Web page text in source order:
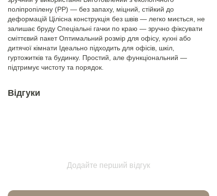
поліпропілену (PP) — без запаху, міцний, стійкий до
деформацій Цілісна конструкція без швів — легко миється, не
залишає бруду Спеціальні гачки по краю — зручно фіксувати
сміттєвий пакет Оптимальний розмір для офісу, кухні або
дитячої кімнати Ідеально підходить для офісів, шкіл,
гуртожитків та будинку. Простий, але функціональний —
підтримує чистоту та порядок.
Відгуки
Додайте перший відгук